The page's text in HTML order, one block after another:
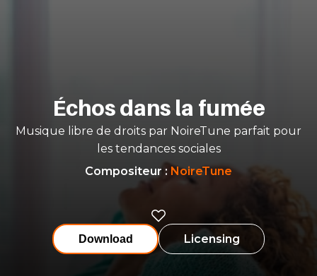
Échos dans la fumée
Musique libre de droits par NoireTune parfait pour
les tendances sociales
Compositeur : NoireTune
Download Licensing